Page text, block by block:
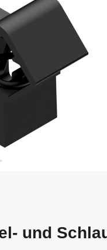
und